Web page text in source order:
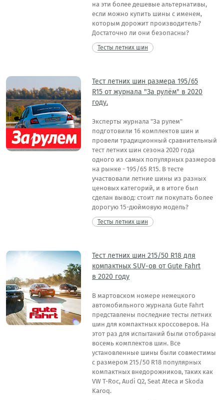
на эти более дешевые альтернативы,
если можно купить шины с именем,
которым дорожит производитель?
Достаточно ли они безопасны?
Тесты летних шин
Тест летних шин размера 195/65
R15 от журнала "За рулём" в 2020
году.
Эксперты журнала "За рулем"
подготовили 16 комплектов шин и
провели традиционный сравнительный
тест летних шин сезона 2020 года
одного из самых популярных размеров
на рынке - 195/65 R15. В тесте
участвовали летние шины из разных
ценовых категорий, и в итоге был
сделан вывод: стоит ли покупать более
дорогую 15-дюймовую модель?
Тесты летних шин
Тест летних шин 215/50 R18 для
компактных SUV-ов от Gute Fahrt
в 2020 году
В мартовском номере немецкого
автомобильного журнала Gute Fahrt
представлены последние тесты летних
шин для компактных кроссоверов. На
этот раз для испытаний были отобраны
восемь комплектов шин. Все
установленные шины были совместимы
с размером 215/50 R18 популярных
компактных внедорожников, таких как
VW T-Roc, Audi Q2, Seat Ateca и Skoda
Karoq.